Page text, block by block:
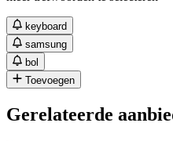
keyboard
samsung
bol
Toevoegen
Gerelateerde